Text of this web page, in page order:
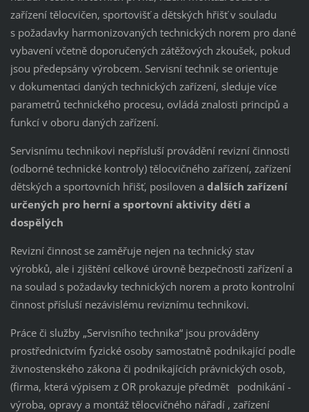
zařízení tělocvičen, sportovišť a dětských hřišť v souladu
s požadavky harmonizovaných technických norem pro dané
vybavení včetně doporučených zátěžových zkoušek, pokud
jsou předepsány výrobcem. Servisní technik se orientuje
v dokumentaci daných technických zařízení, sleduje více
parametrů technického procesu, ovládá znalosti principů a
funkcí v oboru daných zařízení.
Servisnímu technikovi nepřísluší provádění revizní činnosti
(odborné technické kontroly) tělocvičného zařízení, zařízení
dětských a sportovních hřišť, posiloven a dalších zařízení
určených pro herní a sportovní aktivity dětí a
dospělých
Revizní činnost se zaměřuje nejen na technický stav
výrobků, ale i zjištění celkové úrovně bezpečnosti zařízení a
na soulad s požadavky technických norem a proto kontrolní
činnost přísluší nezávislému reviznímu technikovi.
Práce či služby „Servisního technika“ jsou prováděny
prostřednictvím fyzické osoby samostatně podnikající podle
živnostenského zákona či podnikajících právnických osob,
(firma, která výpisem z OR prokazuje předmět podnikání -
výroba, opravy a montáž tělocvičného nářadí , zařízení